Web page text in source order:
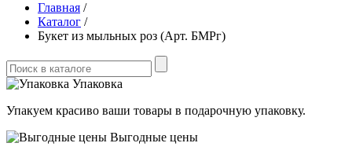
Главная /
Каталог /
Букет из мыльных роз (Арт. БМРг)
Упаковка
Упакуем красиво ваши товары в подарочную упаковку.
Выгодные цены